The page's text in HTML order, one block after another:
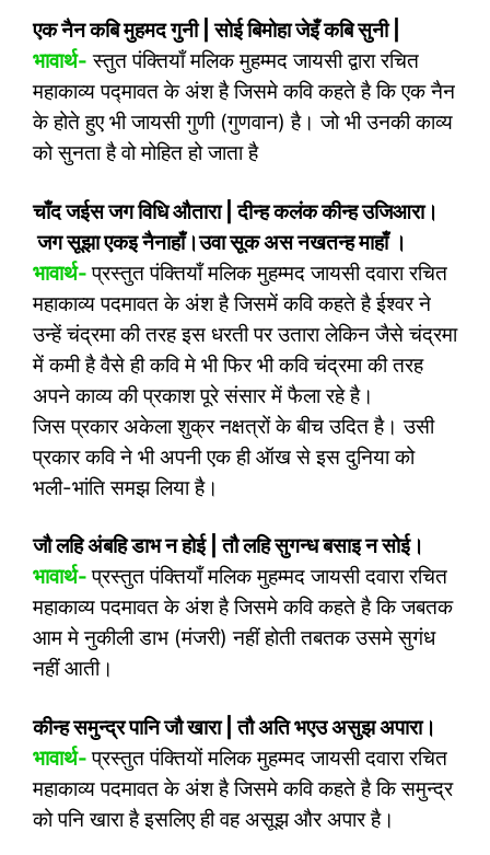
एक नैन कबि मुहमद गुनी |सोई बिमोहा जेइँ कबि सुनी
भावार्थ- स्तुत पंक्तियाँ मलिक मुहम्मद जायसी द्वारा रचित
महाकाव्य पद्मावत के अंश है जिसमे कवि कहते है कि एक नैन
के होते हुए भी जायसी गुणी (गुणवान) है। जो भी उनकी काव्य
को सुनता है वो मोहित हो जाता है
चाँद जईस जग विधि औतारा |दीन्ह कलंक कीन्ह उजिआरा।
जग सूझा एकइ नैनाहाँ।उवा सूक अस नखतन्ह माहाँ ।
भावार्थ-प्रस्तुत पंक्तियाँ मलिक मुहम्मद जायसी दवारा रचित
महाकाव्य पदमावत के अंश है जिसमें कवि कहते है ईश्वर ने
उन्हें चंद्रमा की तरह इस धरती पर उतारा लेकिन जैसे चंद्रमा
में कमी है वैसे ही कवि मे भी फिर भी कवि चंद्रमा की तरह
अपने काव्य की प्रकाश पूरे संसार में फैला रहे है।
जिस प्रकार अकेला शुक्र नक्षत्रों के बीच उदित है। उसी
प्रकार कवि ने भी अपनी एक ही ऑख से इस दुनिया को
भली-भांति समझ लिया है।
जौ लहि अंबहि डाभ न होई |तौ लहि सुगन्ध बसाइ न सोई।
भावार्थ-प्रस्तुत पंक्तियाँ मलिक मुहम्मद जायसी दवारा रचित
महाकाव्य पदमावत के अंश है जिसमे कवि कहते है कि जबतक
आम मे नुकीली डाभ (मंजरी) नहीं होती तबतक उसमे सुगंध
नहीं आती।
कीन्ह समुन्द्र पानि जौ खारा |तौ अति भएउ असुझ अपारा।
भावार्थ-प्रस्तुत पंक्तियों मलिक मुहम्मद जायसी दवारा रचित
महाकाव्य पदमावत के अंश है जिसमे कवि कहते है कि समुन्द्र
को पनि खारा है इसलिए ही वह असूझ और अपार है।